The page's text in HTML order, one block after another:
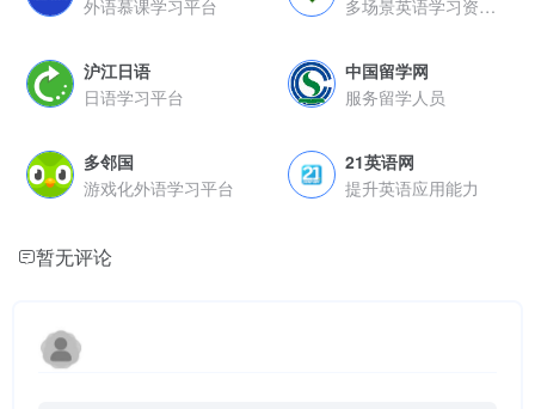
外语慕课学习平台 多场景英语学习资源在线平台
沪江日语
日语学习平台
中国留学网
服务留学人员
多邻国
游戏化外语学习平台
21英语网
提升英语应用能力
暂无评论